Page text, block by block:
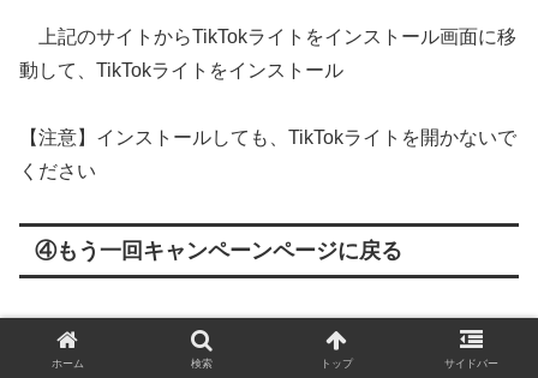
上記のサイトからTikTokライトをインストール画面に移
動して、TikTokライトをインストール
【注意】インストールしても、TikTokライトを開かないで
ください
④もう一回キャンペーンページに戻る
キャンペーンのページに戻ってもう一回「参加する」ボ
タンを押す。
ホーム 検索 トップ サイドバー